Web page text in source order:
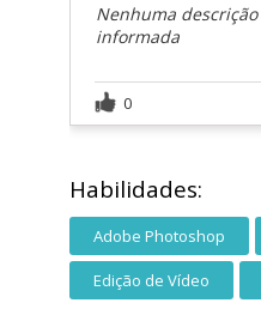
Nenhuma descrição
informada
0
Habilidades:
Adobe Photoshop
Edição de Vídeo